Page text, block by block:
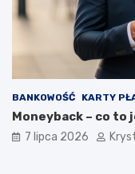
BANKOWOŚĆ KARTY
Moneyback – co to
7 lipca 2026